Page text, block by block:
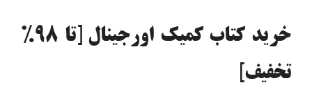
خرید کتاب کمیک اورجینال [تا 98%
تخفیف]